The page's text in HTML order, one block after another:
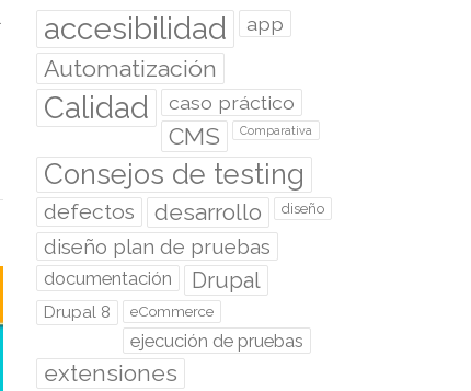
accesibilidad app
Automatización
Calidad caso práctico
CMS Comparativa
Consejos de testing
defectos desarrollo diseño
diseño plan de pruebas
documentación Drupal
Drupal 8 eCommerce
ejecución de pruebas
extensiones